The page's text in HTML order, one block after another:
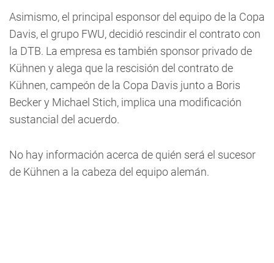
Asimismo, el principal esponsor del equipo de la Copa
Davis, el grupo FWU, decidió rescindir el contrato con
la DTB. La empresa es también sponsor privado de
Kühnen y alega que la rescisión del contrato de
Kühnen, campeón de la Copa Davis junto a Boris
Becker y Michael Stich, implica una modificación
sustancial del acuerdo.
No hay información acerca de quién será el sucesor
de Kühnen a la cabeza del equipo alemán.